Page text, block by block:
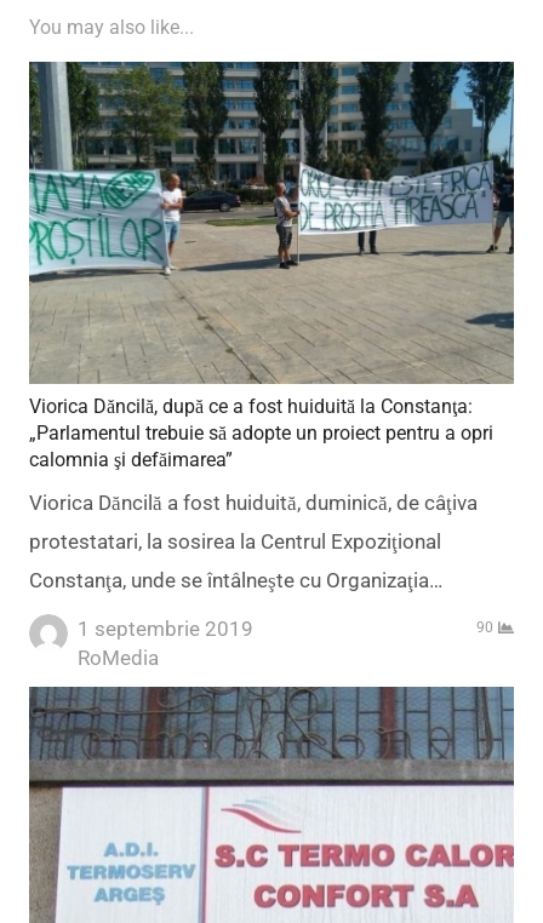
You may also like...
Viorica Dăncilă, după ce a fost huiduită la Constanţa:
„Parlamentul trebuie să adopte un proiect pentru a opri
calomnia şi defăimarea”
Viorica Dăncilă a fost huiduită, duminică, de câţiva
protestatari, la sosirea la Centrul Expoziţional
Constanţa, unde se întâlneşte cu Organizaţia…
1 septembrie 2019
Author
RoMedia
90